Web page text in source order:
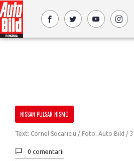
NISSAN PULSAR NISMO
Text: Cornel Socariciu / Foto: Auto Bild /
0 comentarii